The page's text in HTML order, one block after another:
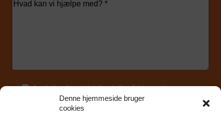
Denne hjemmeside bruger
cookies
Jeg bekræfter at tjekdepot.dk må bruge mine
oplysninger til at kontakte mig.